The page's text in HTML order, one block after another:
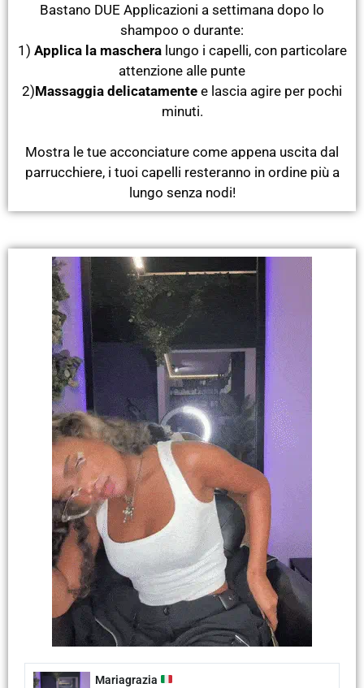
Bastano DUE Applicazioni a settimana dopo lo
shampoo o durante:
1) Applica la mascheralungo i capelli, con particolare
attenzione alle punte
2)Massaggia delicatamente e lascia agire per pochi
minuti.
Mostra le tue acconciature come appena uscita dal
parrucchiere, i tuoi capelli resteranno in ordine più a
lungo senza nodi!
Mariagrazia